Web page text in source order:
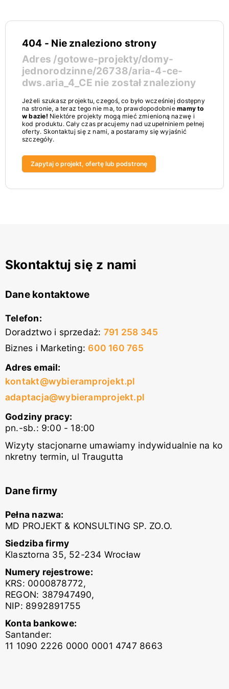
404 - Nie znaleziono strony
Adres /gotowe-projekty/domy-
jednorodzinne/26738/aria-4-ce-
dws.aria_4_CE nie został znaleziony
Jeżeli szukasz projektu, czegoś, co było wcześniej dostępny
na stronie, a teraz tego nie ma, to prawdopodobniemamy to
w bazie! Niektóre projekty mogą mieć zmienioną nazwę i
kod produktu. Cały czas pracujemy nad uzupełniniem pełnej
oferty. Skontaktuj się z nami, a postaramy się wyjaśnić
szczegóły.
Zapytaj o projekt, ofertę lub podstronę
Skontaktuj się z nami
Dane kontaktowe
Telefon:
Doradztwo i sprzedaż: 791 258 345
Biznes i Marketing: 600 160 765
Adres email:
kontakt@wybieramprojekt.pl
adaptacja@wybieramprojekt.pl
Godziny pracy:
pn.-sb.: 9:00 - 18:00
Wizyty stacjonarne umawiamy indywidualnie na ko
nkretny termin, ul Traugutta
Dane firmy
Pełna nazwa:
MD PROJEKT & KONSULTING SP. ZO.O.
Siedziba firmy
Klasztorna 35, 52-234 Wrocław
Numery rejestrowe:
KRS: 0000878772,
REGON: 387947490,
NIP: 8992891755
Konta bankowe:
Santander:
11 1090 2226 0000 0001 4747 8663